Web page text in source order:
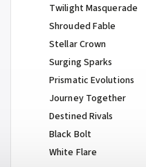
Twilight Masquerade
Shrouded Fable
Stellar Crown
Surging Sparks
Prismatic Evolutions
Journey Together
Destined Rivals
Black Bolt
White Flare